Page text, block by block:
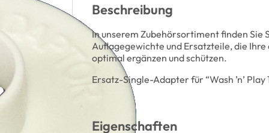
Beschreibung
In unserem Zubehörsortiment finden Sie
Auflagegewichte und Ersatzteile, die
optimal ergänzen und schützen.
Ersatz-Single-Adapter für “Wash ’n’ Play
Eigenschaften